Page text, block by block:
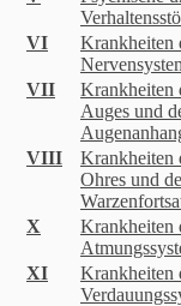
VI
Krankheiten
VII
Krankheiten
Auges und
VIII
Krankheiten
Ohres und
X
Krankheiten
XI
Krankheiten